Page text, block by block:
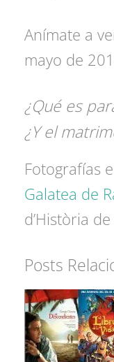
Anímate a
mayo de
¿Qué es
¿Y el
Fotografías
Galatea de
d’Història
Posts